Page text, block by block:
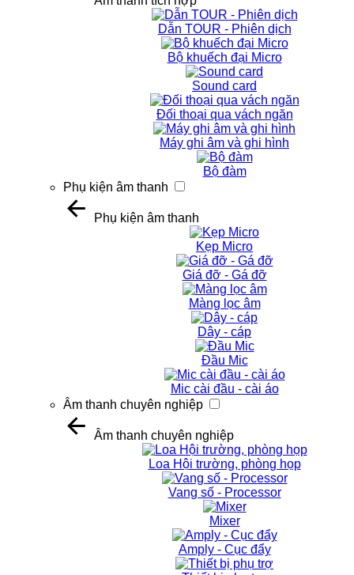
Dẫn TOUR - Phiên dịch
Bộ khuếch đại Micro
Sound card
Đối thoại qua vách ngăn
Máy ghi âm và ghi hình
Bộ đàm
Phụ kiện âm thanh
Phụ kiện âm thanh
Kẹp Micro
Giá đỡ - Gá đỡ
Màng lọc âm
Dây - cáp
Đầu Mic
Mic cài đầu - cài áo
Âm thanh chuyên nghiệp
Âm thanh chuyên nghiệp
Loa Hội trường, phòng họp
Vang số - Processor
Mixer
Amply - Cục đẩy